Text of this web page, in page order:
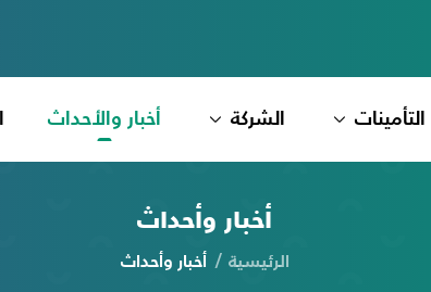
التأمينات الشركة أخبار والأحداث
أخبار وأحداث
الرئيسية أخبار وأحداث